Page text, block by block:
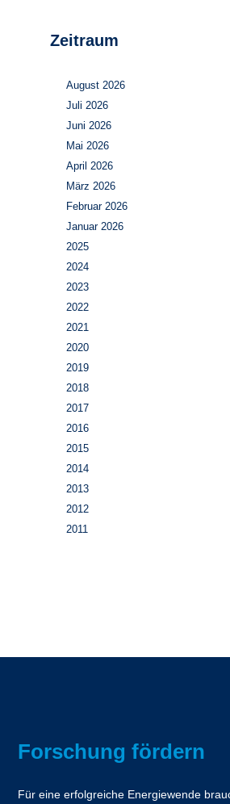
Zeitraum
August 2026
Juli 2026
Juni 2026
Mai 2026
April 2026
März 2026
Februar 2026
Januar 2026
2025
2024
2023
2022
2021
2020
2019
2018
2017
2016
2015
2014
2013
2012
2011
Forschung fördern
Für eine erfolgreiche Energiewende